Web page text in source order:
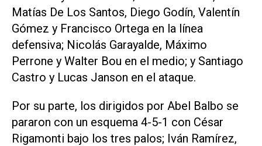
Matías De Los Santos, Diego Godí­n, Valentín
Gómez y Francisco Ortega en la línea
defensiva; Nicolás Garayalde, Máximo
Perrone y Walter Bou en el medio; y Santiago
Castro y Lucas Janson en el ataque.
Por su parte, los dirigidos por Abel Balbo se
pararon con un esquema 4-5-1 con César
Rigamonti bajo los tres palos; Iván Ramírez,